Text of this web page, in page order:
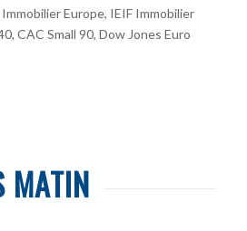
Europe, IEIF Immobilier
CAC Small 90, Dow Jones Euro
MATIN